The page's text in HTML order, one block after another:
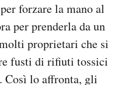
forzare la mano al
per prenderla da un
proprietari che si
fusti di rifiuti tossici
Così lo affronta, gli